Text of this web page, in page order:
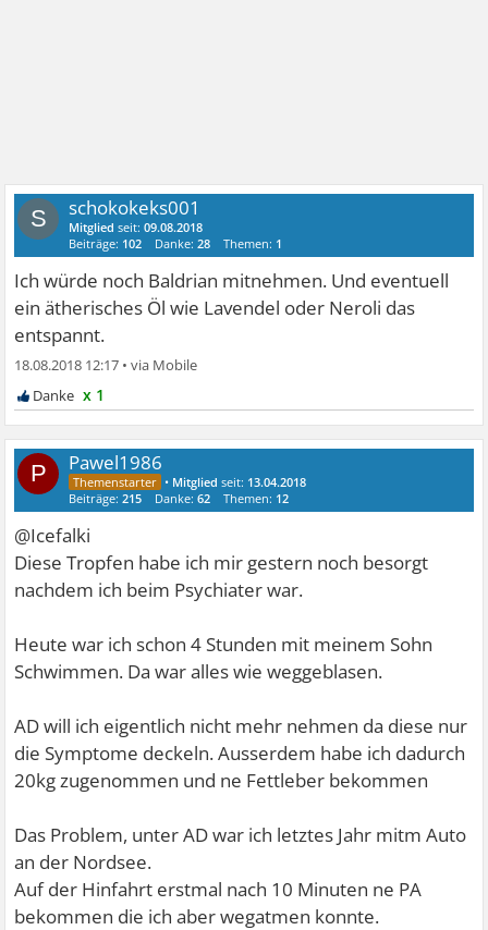
S schokokeks001
Mitglied seit:09.08.2018
Beiträge: 102 Danke:28 Themen: 1
Ich würde noch Baldrian mitnehmen. Und eventuell
ein ätherisches Öl wie Lavendel oder Neroli das
entspannt.
18.08.2018 12:17 •
x 1
P Pawel1986
• Mitglied seit: 13.04.2018
Beiträge:215 Danke:62 Themen: 12
@Icefalki
Diese Tropfen habe ich mir gestern noch besorgt
nachdem ich beim Psychiater war.
Heute war ich schon 4 Stunden mit meinem Sohn
Schwimmen. Da war alles wie weggeblasen.
AD will ich eigentlich nicht mehr nehmen da diese nur
die Symptome deckeln. Ausserdem habe ich dadurch
20kg zugenommen und ne Fettleber bekommen
Das Problem, unter AD war ich letztes Jahr mitm Auto
an der Nordsee.
Auf der Hinfahrt erstmal nach 10 Minuten ne PA
bekommen die ich aber wegatmen konnte.